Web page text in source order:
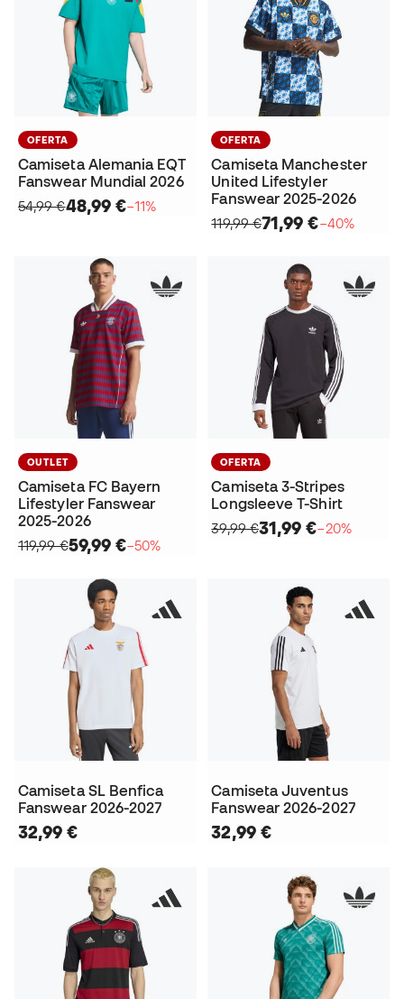
OFERTA
Camiseta Alemania EQT
Fanswear Mundial 2026
54,99 €48,99 €−11%
OFERTA
Camiseta Manchester
United Lifestyler
Fanswear 2025-2026
119,99 €71,99 €−40%
OUTLET
Camiseta FC Bayern
Lifestyler Fanswear
2025-2026
119,99 €59,99 €−50%
OFERTA
Camiseta 3-Stripes
Longsleeve T-Shirt
39,99 €31,99 €−20%
Camiseta SL Benfica
Fanswear 2026-2027
32,99 €
Camiseta Juventus
Fanswear 2026-2027
32,99 €